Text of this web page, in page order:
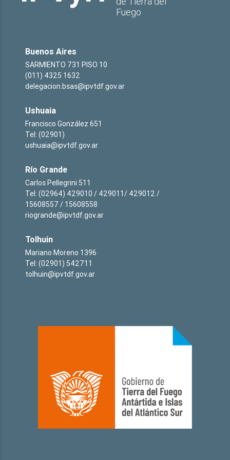
Fuego
Buenos Aires
SARMIENTO 731 PISO 10
(011) 4325 1632
delegacion.bsas@ipvtdf.gov.ar
Ushuaia
Francisco González 651
Tel: (02901)
ushuaia@ipvtdf.gov.ar
Río Grande
Carlos Pellegrini 511
Tel: (02964) 429010 / 429011/ 429012 /
15608557 / 15608558
riogrande@ipvtdf.gov.ar
Tolhuin
Mariano Moreno 1396
Tel: (02901) 542711
tolhuin@ipvtdf.gov.ar